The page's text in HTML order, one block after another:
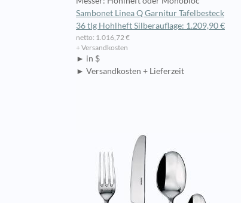
Sambonet Linea Q Garnitur Tafelbesteck
36 tlg Hohlheft Silberauflage: 1.209,90 €
netto: 1.016,72 €
+ Versandkosten
► in $
► Versandkosten + Lieferzeit